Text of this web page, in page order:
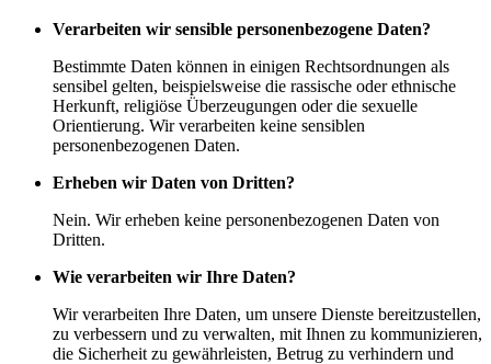
Verarbeiten wir sensible personenbezogene Daten?
Bestimmte Daten können in einigen Rechtsordnungen als
sensibel gelten, beispielsweise die rassische oder ethnische
Herkunft, religiöse Überzeugungen oder die sexuelle
Orientierung. Wir verarbeiten keine sensiblen
personenbezogenen Daten.
Erheben wir Daten von Dritten?
Nein. Wir erheben keine personenbezogenen Daten von
Dritten.
Wie verarbeiten wir Ihre Daten?
Wir verarbeiten Ihre Daten, um unsere Dienste bereitzustellen,
zu verbessern und zu verwalten, mit Ihnen zu kommunizieren,
die Sicherheit zu gewährleisten, Betrug zu verhindern und